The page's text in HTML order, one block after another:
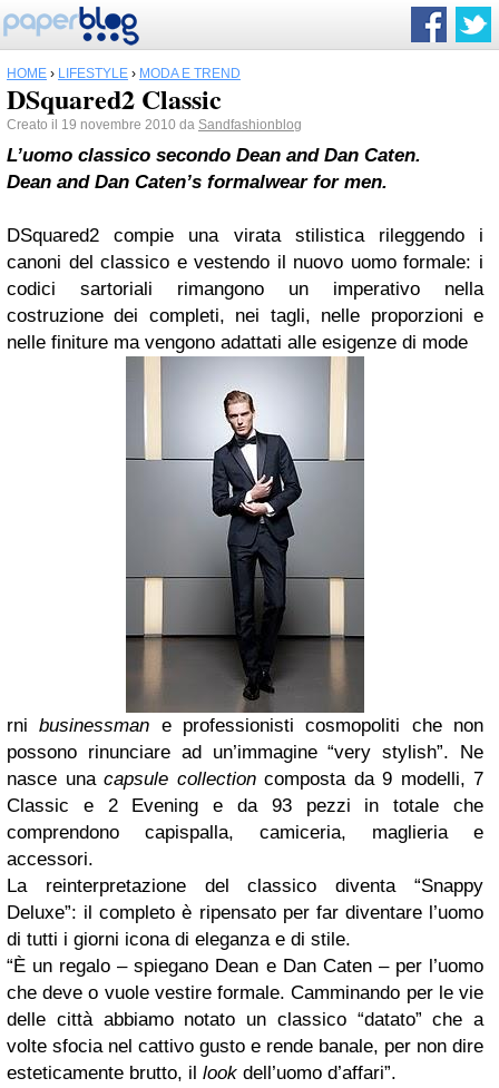
HOME › LIFESTYLE › MODA E TREND
DSquared2 Classic
Creato il 19 novembre 2010 da Sandfashionblog
L’uomo classico secondo Dean and Dan Caten.
Dean and Dan Caten’s formalwear for men.
DSquared2 compie una virata stilistica rileggendo i
canoni del classico e vestendo il nuovo uomo formale: i
codici sartoriali rimangono un imperativo nella
costruzione dei completi, nei tagli, nelle proporzioni e
nelle finiture ma vengono adattati alle esigenze di mode
rnibusinessman e professionisti cosmopoliti che non
possono rinunciare ad un’immagine “very stylish”. Ne
nasce una capsule collectioncomposta da 9 modelli, 7
Classic e 2 Evening e da 93 pezzi in totale che
comprendono capispalla, camiceria, maglieria e
accessori.
La reinterpretazione del classico diventa “Snappy
Deluxe”: il completo è ripensato per far diventare l’uomo
di tutti i giorni icona di eleganza e di stile.
“È un regalo – spiegano Dean e Dan Caten – per l’uomo
che deve o vuole vestire formale. Camminando per le vie
delle città abbiamo notato un classico “datato” che a
volte sfocia nel cattivo gusto e rende banale, per non dire
esteticamente brutto, il look dell’uomo d’affari”.